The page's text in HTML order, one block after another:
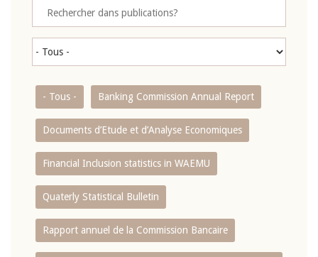
- Tous - Banking Commission Annual Report
Documents d’Etude et d’Analyse Economiques
Financial Inclusion statistics in WAEMU
Quaterly Statistical Bulletin
Rapport annuel de la Commission Bancaire